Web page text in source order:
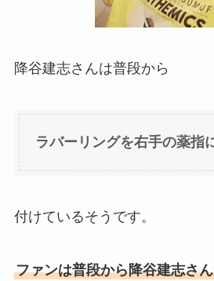
降谷建志さんは普段から
ラバーリングを右手の薬指
付けているそうです。
ファンは普段から降谷建志さ